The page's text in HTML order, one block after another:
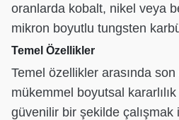
oranlarda kobalt, nikel veya
mikron boyutlu tungsten
Temel Özellikler
Temel özellikler arasında
mükemmel boyutsal
güvenilir bir şekilde